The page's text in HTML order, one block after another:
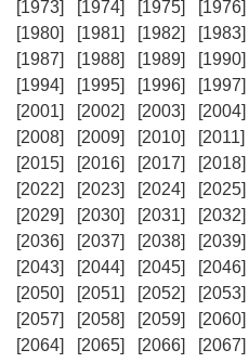
[1973] [1974] [1975] [1976]
[1980]
[1981] [1982] [1983]
[1987]
[1988] [1989] [1990]
[1994]
[1995] [1996] [1997]
[2001]
[2002] [2003] [2004]
[2008]
[2009] [2010] [2011]
[2015]
[2016] [2017] [2018]
[2022]
[2023] [2024] [2025]
[2029]
[2030] [2031] [2032]
[2036]
[2037] [2038] [2039]
[2043]
[2044] [2045] [2046]
[2050]
[2051] [2052] [2053]
[2057]
[2058] [2059] [2060]
[2064]
[2065] [2066] [2067]